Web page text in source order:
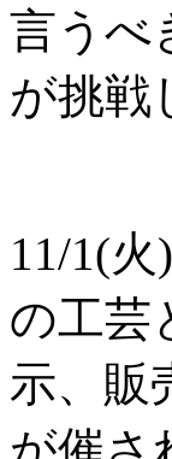
言うべ
が挑戦
11/1(
の工芸
示、販